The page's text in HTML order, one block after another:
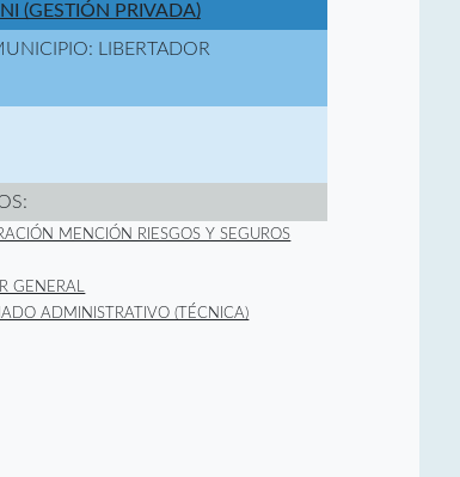
(GESTIÓN PRIVADA)
LIBERTADOR
MENCIÓN RIESGOS Y SEGUROS
GENERAL
ADMINISTRATIVO (TÉCNICA)